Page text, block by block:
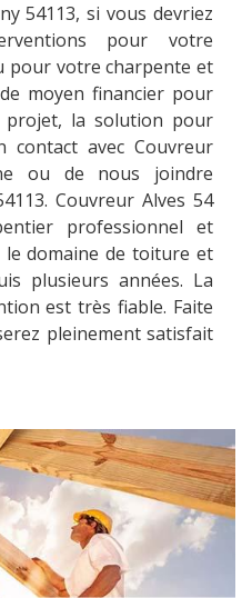
54113, si vous devriez
pour votre
pour votre charpente et
moyen financier pour
la solution pour
contact avec Couvreur
ou de nous joindre
Couvreur Alves 54
professionnel et
domaine de toiture et
plusieurs années. La
est très fiable. Faite
pleinement satisfait